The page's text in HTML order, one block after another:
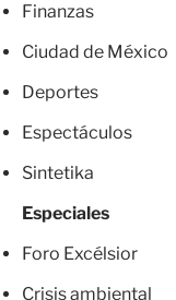
Finanzas
Ciudad de México
Deportes
Espectáculos
Sintetika
Especiales
Foro Excélsior
Crisis ambiental